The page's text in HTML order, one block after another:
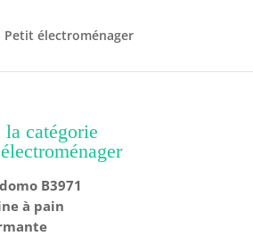
Petit électroménager
la catégorie
B3971
à pain